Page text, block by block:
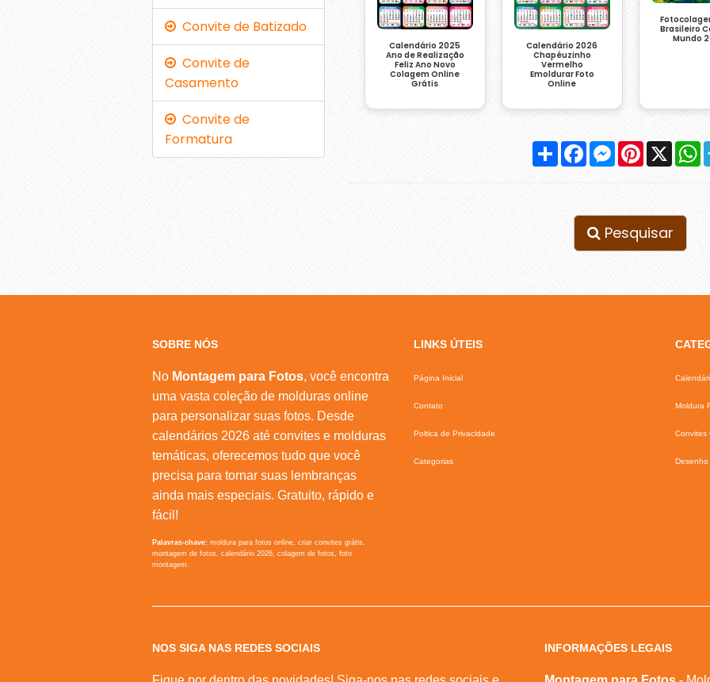
Calendário 2025
Ano de Realização
Feliz Ano Novo
Colagem Online
Grátis
Calendário 2026
Chapéuzinho
Vermelho
Emoldurar Foto
Online
Brasileiro
Mundo
Compartilhar
FacebookMessenger
Pinterest
X
Pesquisar
Convite de Batizado
Convite de
Casamento
Convite de
Formatura
SOBRE NÓS
No Montagem para Fotos, você encontra
uma vasta coleção de molduras online
para personalizar suas fotos. Desde
calendários 2026 até convites e molduras
temáticas, oferecemos tudo que você
precisa para tornar suas lembranças
ainda mais especiais. Gratuito, rápido e
fácil!
Palavras-chave: moldura para fotos online, criar convites grátis,
montagem de fotos, calendário 2026, colagem de fotos, foto
montagem.
LINKS ÚTEIS
Página Inicial
Contato
Poltica de Privacidade
Categorias
Moldura
Convites
Desenho
NOS SIGA NAS REDES SOCIAIS INFORMAÇÕES LEGAIS